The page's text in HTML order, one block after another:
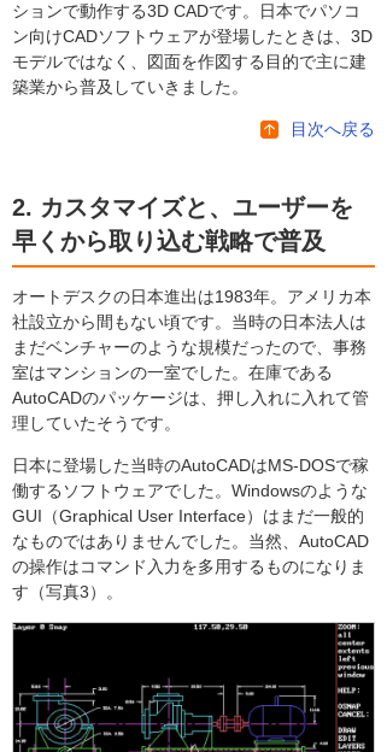
ションで動作する3D CADです。日本でパソコ
ン向けCADソフトウェアが登場したときは、3D
モデルではなく、図面を作図する目的で主に建
築業から普及していきました。
目次へ戻る
2. カスタマイズと、ユーザーを
早くから取り込む戦略で普及
オートデスクの日本進出は1983年。アメリカ本
社設立から間もない頃です。当時の日本法人は
まだベンチャーのような規模だったので、事務
室はマンションの一室でした。在庫である
AutoCADのパッケージは、押し入れに入れて管
理していたそうです。
日本に登場した当時のAutoCADはMS-DOSで稼
働するソフトウェアでした。Windowsのような
GUI（Graphical User Interface）はまだ一般的
なものではありませんでした。当然、AutoCAD
の操作はコマンド入力を多用するものになりま
す（写真3）。